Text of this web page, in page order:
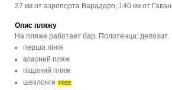
37 км от аэропорта Варадеро, 140 км от
Опис пляжу
На пляже работает бар. Полотенца: депозит.
перша лінія
власний пляж
піщаний пляж
шезлонги FREE